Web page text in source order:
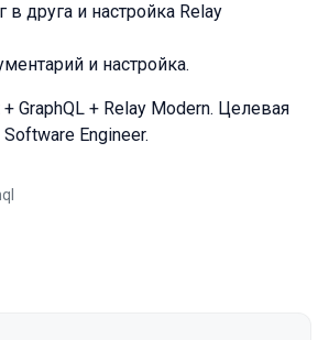
в друга и настройка Relay
и настройка.
GraphQL + Relay Modern. Целевая
Engineer.